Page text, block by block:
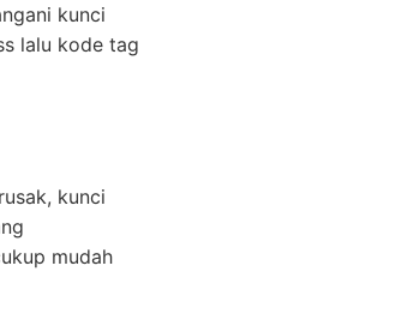
kunci
lalu kode tag
kunci
mudah